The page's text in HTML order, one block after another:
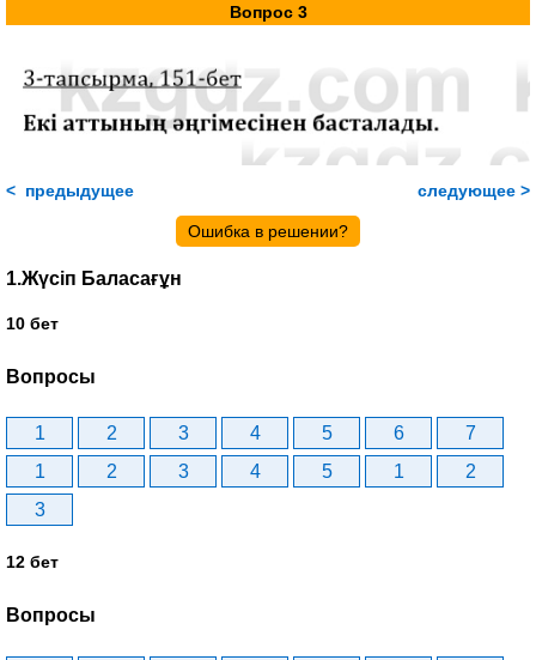
Вопрос 3
< предыдущее следующее >
Ошибка в решении?
1.Жүсіп Баласағұн
10 бет
Вопросы
1 2 3 4 5 6
7
1
2 3 4 5 1
2
3
12 бет
Вопросы